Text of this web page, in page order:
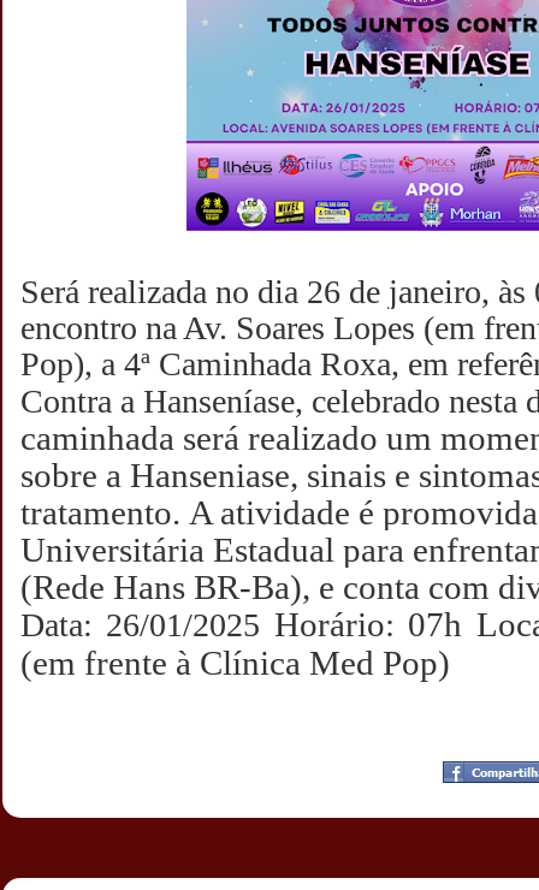
Será realizada no dia 26 de janeiro,
encontro na Av. Soares Lopes (em
Pop), a 4ª Caminhada Roxa, em
Contra a Hanseníase, celebrado nesta
caminhada será realizado um
sobre a Hanseniase, sinais e
tratamento. A atividade é
Universitária Estadual para
(Rede Hans BR-Ba), e conta com
Data: 26/01/2025 Horário: 07h
(em frente à Clínica Med Pop)
19:06